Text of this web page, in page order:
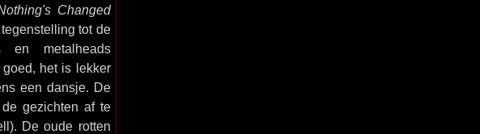
Changed
tot de
en metalheads
het is lekker
een dansje. De
gezichten af te
De oude rotten